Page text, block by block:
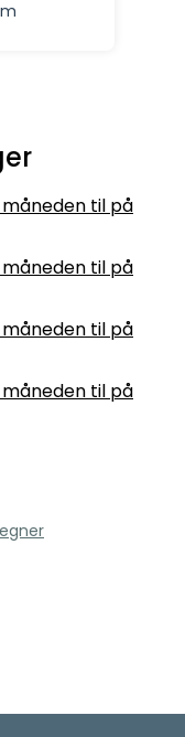
til på
til på
til på
til på